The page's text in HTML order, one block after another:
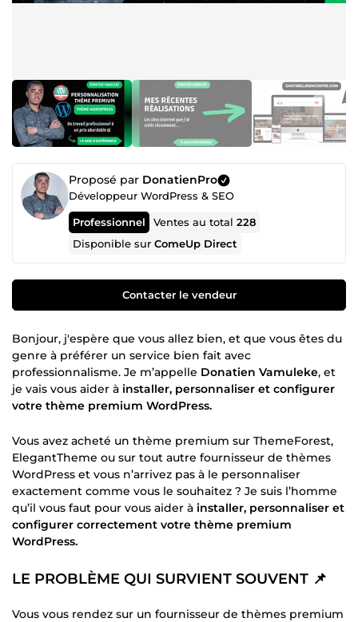
Proposé par DonatienPro
Développeur WordPress & SEO
Professionnel Ventes au total228
Disponible surComeUp Direct
Contacter le vendeur
Bonjour, j'espère que vous allez bien, et que vous êtes du
genre à préférer un service bien fait avec
professionnalisme. Je m’appelle Donatien Vamuleke, et
je vais vous aider à installer, personnaliser et configurer
votre thème premium WordPress.
Vous avez acheté un thème premium sur ThemeForest,
ElegantTheme ou sur tout autre fournisseur de thèmes
WordPress et vous n’arrivez pas à le personnaliser
exactement comme vous le souhaitez ? Je suis l’homme
qu’il vous faut pour vous aider à installer, personnaliser et
configurer correctement votre thème premium
WordPress.
LE PROBLÈME QUI SURVIENT SOUVENT 📌
Vous vous rendez sur un fournisseur de thèmes premium